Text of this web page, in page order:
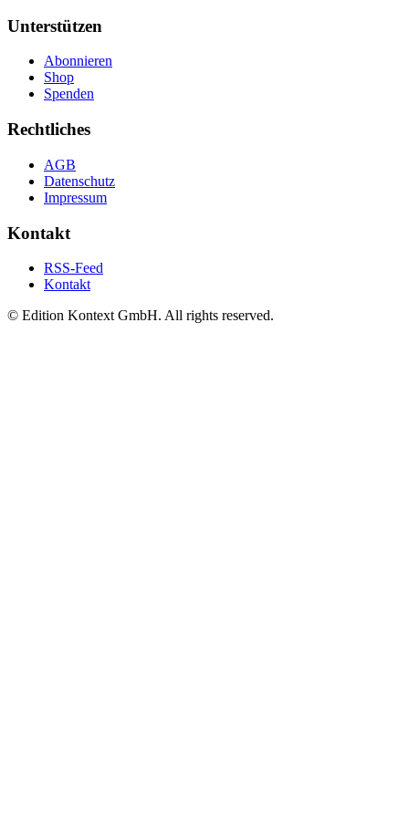
Unterstützen
Abonnieren
Shop
Spenden
Rechtliches
AGB
Datenschutz
Impressum
Kontakt
RSS-Feed
Kontakt
© Edition Kontext GmbH. All rights reserved.